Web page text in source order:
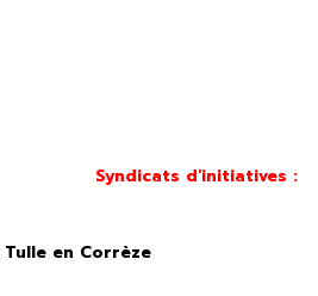
Syndicats d'initiatives :
en Corrèze